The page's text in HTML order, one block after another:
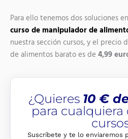
Para ello tenemos dos soluciones
curso de manipulador de
nuestra sección cursos, y el precio
de alimentos barato es de 4,99
¿Quieres 10 €
para cualquiera
Suscríbete y te lo enviaremos